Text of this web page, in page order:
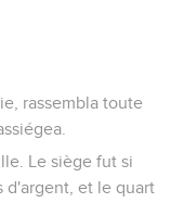
rassembla toute
Le siège fut si
d'argent, et le quart